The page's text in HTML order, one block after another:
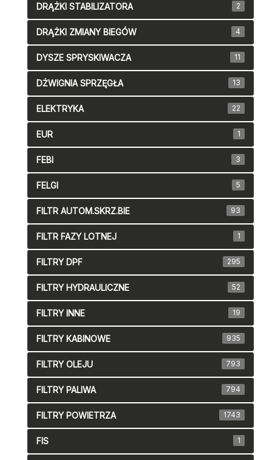
DRĄŻKI STABILIZATORA 2
DRĄŻKI ZMIANY BIEGÓW 4
DYSZE SPRYSKIWACZA 11
DŻWIGNIA SPRZĘGŁA 13
ELEKTRYKA 22
EUR 1
FEBI 3
FELGI 5
FILTR AUTOM.SKRZ.BIE 93
FILTR FAZY LOTNEJ 1
FILTRY DPF 295
FILTRY HYDRAULICZNE 52
FILTRY INNE 19
FILTRY KABINOWE 935
FILTRY OLEJU 793
FILTRY PALIWA 794
FILTRY POWIETRZA 1743
FIS 1